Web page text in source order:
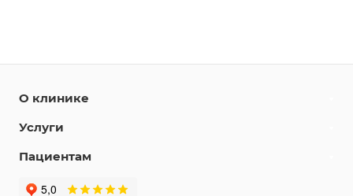
О клинике
Услуги
Пациентам